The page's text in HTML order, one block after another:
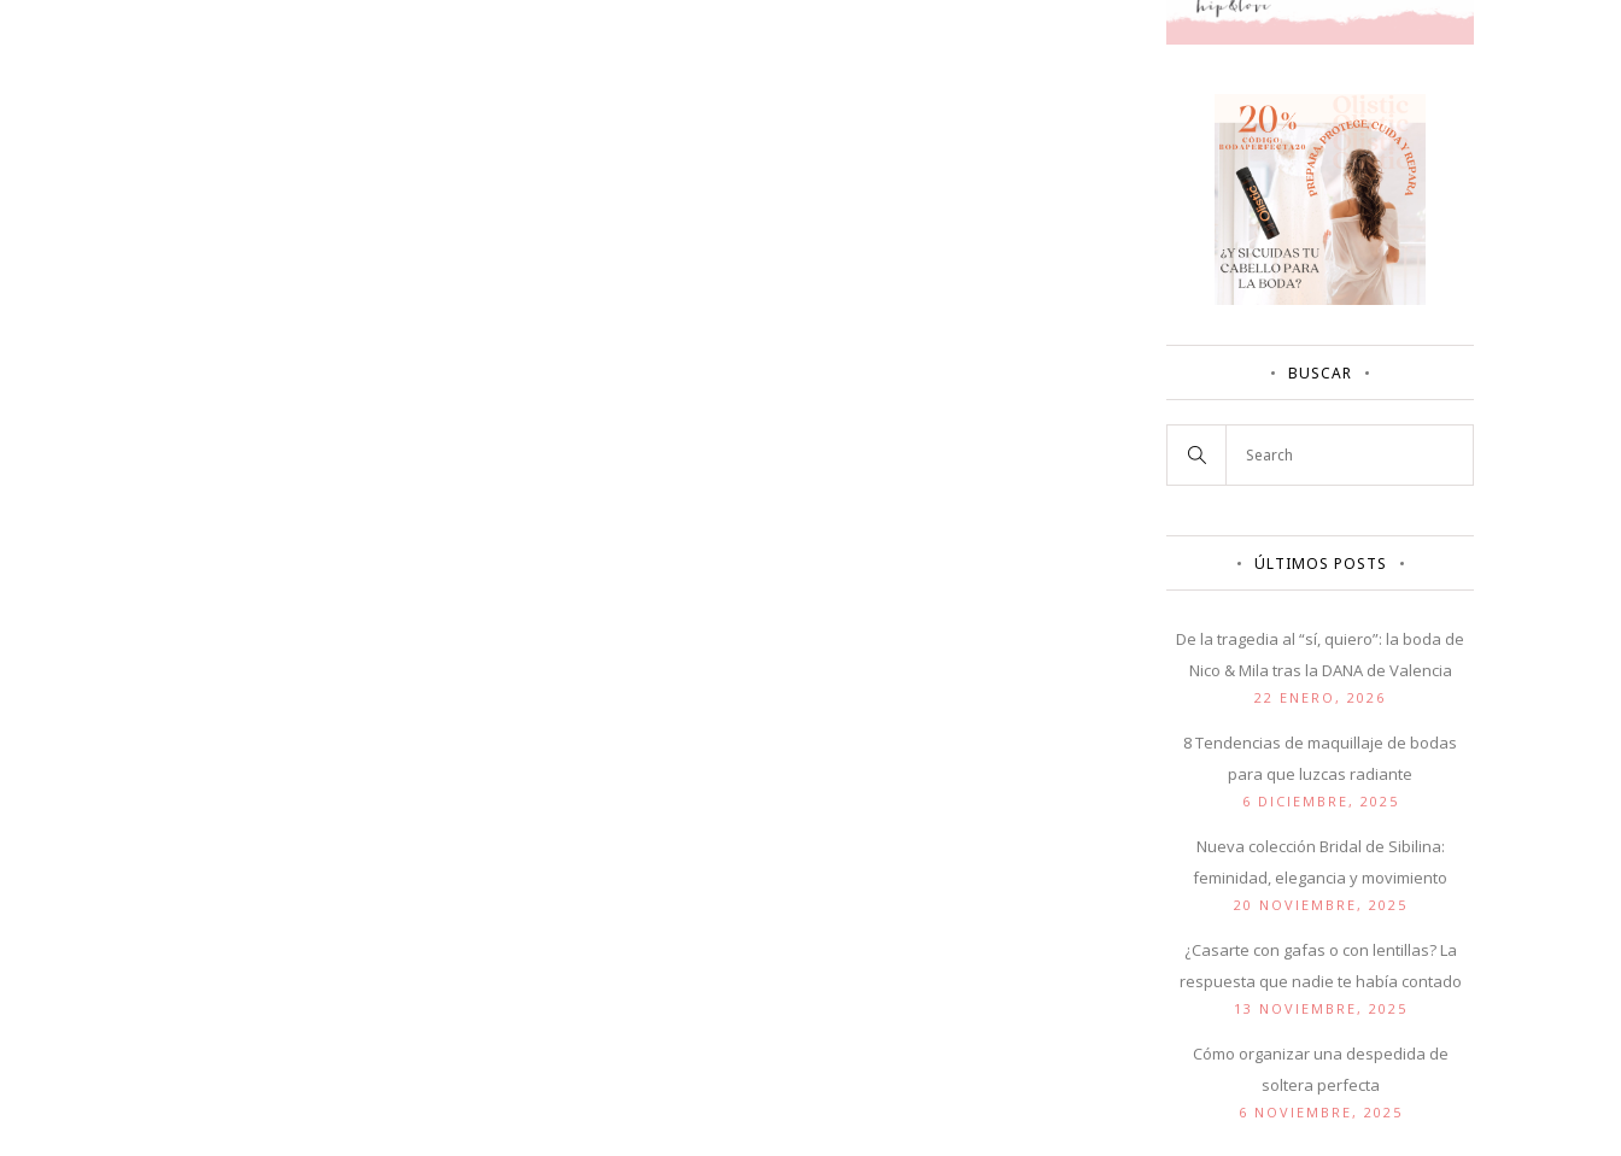
BUSCAR
ÚLTIMOS POSTS
De la tragedia al “sí, quiero”: la boda de
Nico & Mila tras la DANA de Valencia
22 ENERO, 2026
8 Tendencias de maquillaje de bodas
para que luzcas radiante
6 DICIEMBRE, 2025
Nueva colección Bridal de Sibilina:
feminidad, elegancia y movimiento
20 NOVIEMBRE, 2025
¿Casarte con gafas o con lentillas? La
respuesta que nadie te había contado
13 NOVIEMBRE, 2025
Cómo organizar una despedida de
soltera perfecta
6 NOVIEMBRE, 2025